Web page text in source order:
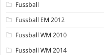
Fussball
Fussball EM 2012
Fussball WM 2010
Fussball WM 2014